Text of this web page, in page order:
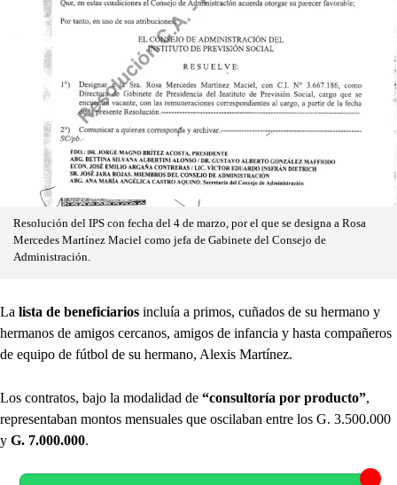
Resolución del IPS con fecha del 4 de marzo, por el que se designa a Rosa
Mercedes Martínez Maciel como jefa de Gabinete del Consejo de
Administración.
La lista de beneficiarios incluía a primos, cuñados de su hermano y
hermanos de amigos cercanos, amigos de infancia y hasta compañeros
de equipo de fútbol de su hermano, Alexis Martínez.
Los contratos, bajo la modalidad de “consultoría por producto”,
representaban montos mensuales que oscilaban entre los G. 3.500.000
y G. 7.000.000.